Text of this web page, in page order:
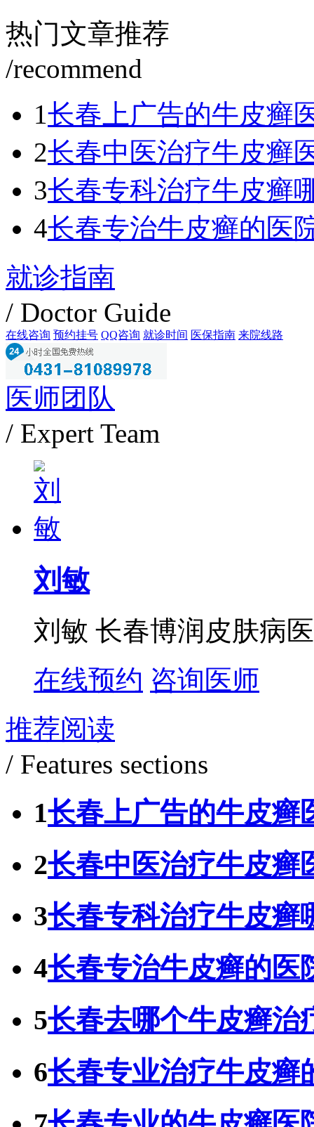
热门文章推荐
/recommend
1长春上广告的牛皮癣
2长春中医治疗牛皮癣
3长春专科治疗牛皮癣
4长春专治牛皮癣的医
就诊指南
/ Doctor Guide
在线咨询 预约挂号 QQ咨询 就诊时间 医保指南 来院线路
医师团队
/ Expert Team
刘敏
刘敏 长春博润皮肤病
在线预约 咨询医师
推荐阅读
/ Features sections
1长春上广告的牛皮癣
2长春中医治疗牛皮癣
3长春专科治疗牛皮癣
4长春专治牛皮癣的医
5长春去哪个牛皮癣治
6长春专业治疗牛皮癣